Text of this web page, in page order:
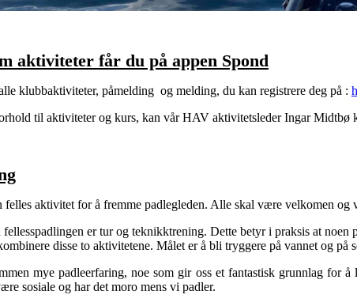
aktiviteter får du på appen Spond
klubbaktiviteter, påmelding og melding, du kan registrere deg på :
til aktiviteter og kurs, kan vår HAV aktivitetsleder Ingar Midtbø
felles aktivitet for å fremme padlegleden. Alle skal være velkomen og
er tur og teknikktrening. Dette betyr i praksis at noen
disse to aktivitetene. Målet er å bli tryggere på vannet og på
mye padleerfaring, noe som gir oss et fantastisk grunnlag for
sosiale og har det moro mens vi padler.